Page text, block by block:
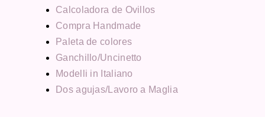
Calcoladora de Ovillos
Compra Handmade
Paleta de colores
Ganchillo/Uncinetto
Modelli in Italiano
Dos agujas/Lavoro a Maglia